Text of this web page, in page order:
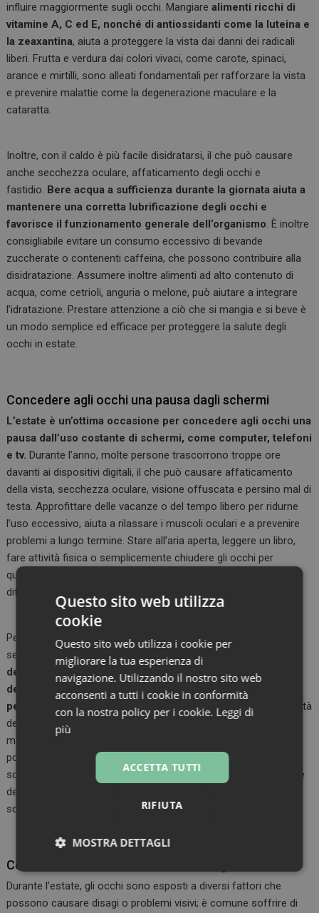
influire maggiormente sugli occhi. Mangiare alimenti ricchi di
vitamine A, C ed E, nonché di antiossidanti come la luteina e
la zeaxantina, aiuta a proteggere la vista dai danni dei radicali
liberi. Frutta e verdura dai colori vivaci, come carote, spinaci,
arance e mirtilli, sono alleati fondamentali per rafforzare la vista
e prevenire malattie come la degenerazione maculare e la
cataratta.
Inoltre, con il caldo è più facile disidratarsi, il che può causare
anche secchezza oculare, affaticamento degli occhi e
fastidio. Bere acqua a sufficienza durante la giornata aiuta a
mantenere una corretta lubrificazione degli occhi e
favorisce il funzionamento generale dell’organismo. È inoltre
consigliabile evitare un consumo eccessivo di bevande
zuccherate o contenenti caffeina, che possono contribuire alla
disidratazione. Assumere inoltre alimenti ad alto contenuto di
acqua, come cetrioli, anguria o melone, può aiutare a integrare
l’idratazione. Prestare attenzione a ciò che si mangia e si beve è
un modo semplice ed efficace per proteggere la salute degli
occhi in estate.
Concedere agli occhi una pausa dagli schermi
L’estate è un’ottima occasione per concedere agli occhi una
pausa dall’uso costante di schermi, come computer, telefoni
e tv. Durante l’anno, molte persone trascorrono troppe ore
davanti ai dispositivi digitali, il che può causare affaticamento
della vista, secchezza oculare, visione offuscata e persino mal di
testa. Approfittare delle vacanze o del tempo libero per ridurne
l’uso eccessivo, aiuta a rilassare i muscoli oculari e a prevenire
problemi a lungo termine. Stare all’aria aperta, leggere un libro,
fare attività fisica o semplicemente chiudere gli occhi per
qualche minuto durante la giornata può fare una grande
differenza per la salute degli occhi.
Per prendersi cura della propria vista in questa stagione, è utile
seguire alcuni consigli pratici. Ad esempio,
applicare la regola
del 20-20-20: ogni 20 minuti di utilizzo di uno schermo, si
deve guardare un oggetto a 6 metri di distanza (20 piedi)
per almeno 20 second
i. È inoltre possibile regolare la luminosità
dei dispositivi, evitare di usarli alla luce diretta del sole e
mantenere una distanza adeguata tra gli occhi e lo schermo. Si
possono stabilire orari in cui sono “vietati” gli schermi,
soprattutto prima di andare a letto, cosa che favorisce la salute
degli occhi e la qualità del sonno. L’estate non dovrebbe essere
solo un periodo di riposo per il corpo, ma anche per gli occhi.
Consultare un oculista in caso di disagio
Durante l’estate, gli occhi sono esposti a diversi fattori che
possono causare disagi o problemi visivi; è comune soffrire di
Questo sito web utilizza
cookie
Questo sito web utilizza i cookie per
migliorare la tua esperienza di
navigazione. Utilizzando il nostro sito web
acconsenti a tutti i cookie in conformità
con la nostra policy per i cookie. Leggi di
più
ACCETTA TUTTI
RIFIUTA
MOSTRA DETTAGLI
Necessari Marketing
Non
classificati